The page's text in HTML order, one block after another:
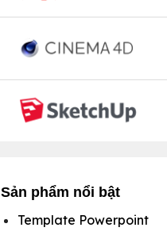
Sản phẩm nổi bật
Template Powerpoint